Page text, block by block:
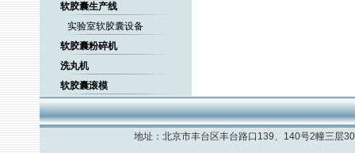
软胶囊生产线
实验室软胶囊设备
软胶囊粉碎机
洗丸机
软胶囊滚模
地址：北京市丰台区丰台路口139、140号2幢三